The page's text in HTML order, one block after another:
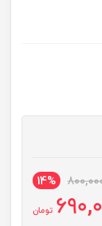
14%
تومان